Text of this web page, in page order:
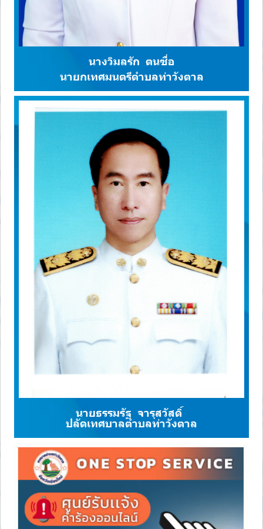
นางวิมลรัก ตนซื่อ
นายกเทศมนตรีตำบลท่าวังตาล
นายธรรมรัฐ จารุสวัสดิ์
ปลัดเทศบาลตำบลท่าวังตาล